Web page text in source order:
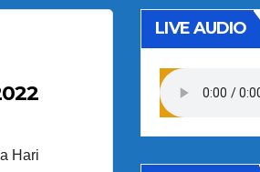
Hari
LIVE AUDIO